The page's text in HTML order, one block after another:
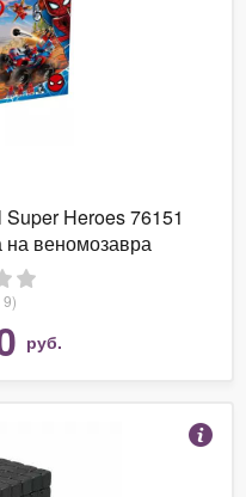
Super Heroes 76151
на веномозавра
руб.